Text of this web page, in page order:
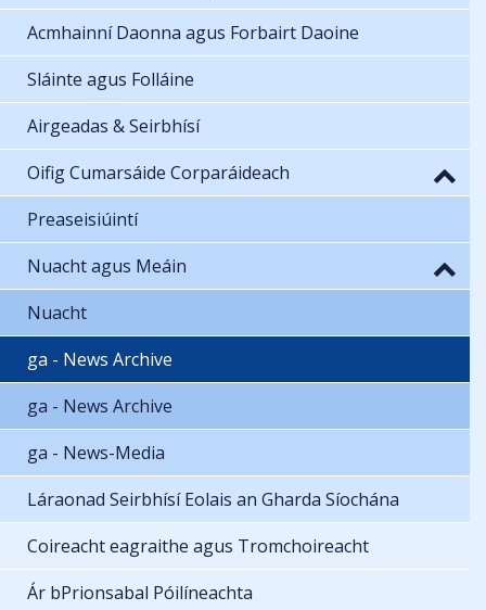
Acmhainní Daonna agus Forbairt Daoine
Sláinte agus Folláine
Airgeadas & Seirbhísí
Oifig Cumarsáide Corparáideach
Preaseisiúintí
Nuacht agus Meáin
Nuacht
ga - News Archive
ga - News Archive
ga - News-Media
Láraonad Seirbhísí Eolais an Gharda Síochána
Coireacht eagraithe agus Tromchoireacht
Ár bPrionsabal Póilíneachta